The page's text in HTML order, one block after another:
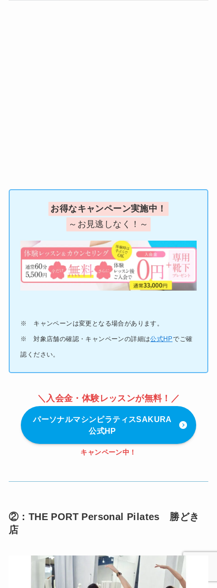
お得なキャンペーン実施中！
～お見逃しなく！～
※ キャンペーンは変更となる場合があります。
※ 対象店舗の確認・キャンペーンの詳細は公式HPでご確
認ください。
＼入会金・体験レッスンが無料！／
パーソナルマシンピラティスSAKURA
公式HP
キャンペーン中！
②：THE PORT Personal Pilates 勝どき
店